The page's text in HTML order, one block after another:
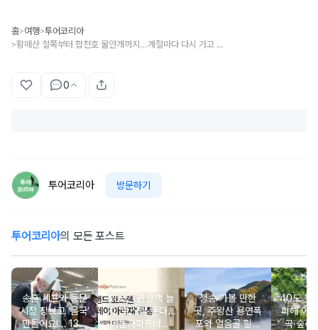
홈>여행>투어코리아
> 황매산 철쭉부터 합천호 물안개까지…계절마다 다시 가고 싶은 합천 여행
0
투어코리아 방문하기
투어코리아의 모든 포스트
송훈 셰프와 동문
시장 장보고 ‘몸국’
만들어요!… 13일
외국인 관광객 늘
자 ‘호스텔’ 뜬다…
야놀자파트너스,
청송 가볼 만한
곳, 주왕산 용연폭
포와 얼음골 힐링
40도 웃
피해 어
곡·숲·